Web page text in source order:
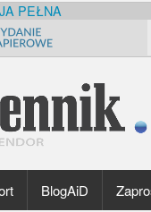
PEŁNA
BlogAiD